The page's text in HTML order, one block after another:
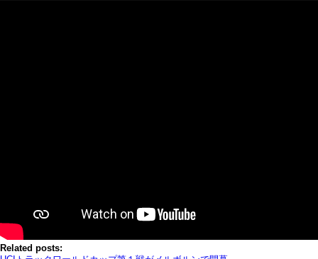
Related posts: